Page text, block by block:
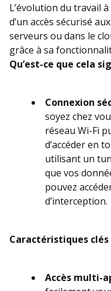
L’évolution du travail
d’un accès sécurisé
serveurs ou dans le
grâce à sa
Qu’est-ce que cela
Connexion
soyez chez
réseau Wi-Fi
d’accéder en
utilisant un
que vos
pouvez
d’interception.
Caractéristiques clés
Accès multi-